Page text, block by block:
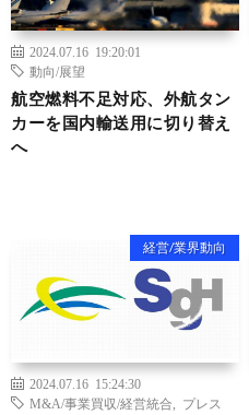
2024.07.16 19:20:01
動向/展望
航空燃料不足対応、外航タン
カーを国内輸送用に切り替え
へ
経営/業界動向
2024.07.16 15:24:30
M&A/事業買収/経営統合
プレス